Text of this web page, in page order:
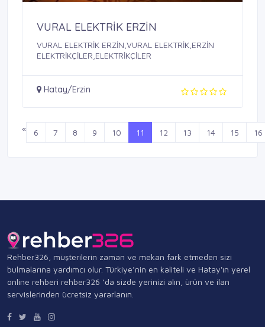
VURAL ELEKTRİK ERZİN
VURAL ELEKTRİK ERZİN,VURAL ELEKTRİK,ERZİN
ELEKTRİKÇİLER,ELEKTRİKÇİLER
Hatay/Erzin
« 6 7 8 9 10 11 12 13 14 15 16
Rehber326, müşterilerin zaman ve mekan fark etmeden sizi
bulmalarına yardımcı olur. Türkiye’nin en kaliteli ve Hatay'ın yerel
online rehberi rehber326 ‘da sizde yerinizi alın, ürün ve ilan
servislerinden ücretsiz yararlanın.